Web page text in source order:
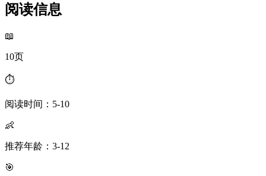
阅读信息
📖
10页
⏱️
阅读时间：5-10
👶
推荐年龄：3-12
🎯